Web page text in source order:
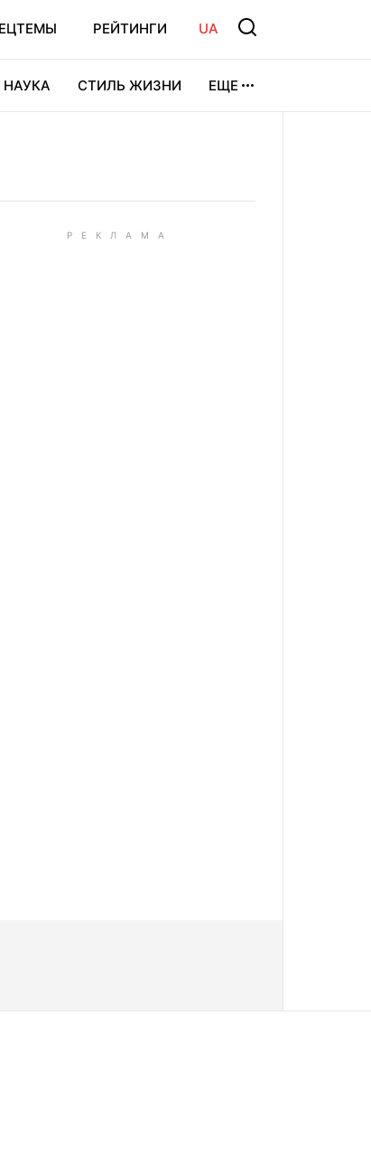
РЕЙТИНГИ UA
НАУКА СТИЛЬ ЖИЗНИ ЕЩЕ